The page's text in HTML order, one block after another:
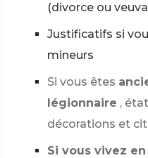
(divorce ou
Justificatifs si
mineurs
Si vous êtes
légionnaire ,
décorations et
Si vous vivez